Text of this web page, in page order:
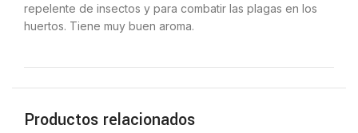
repelente de insectos y para combatir las plagas en los
huertos. Tiene muy buen aroma.
Productos relacionados